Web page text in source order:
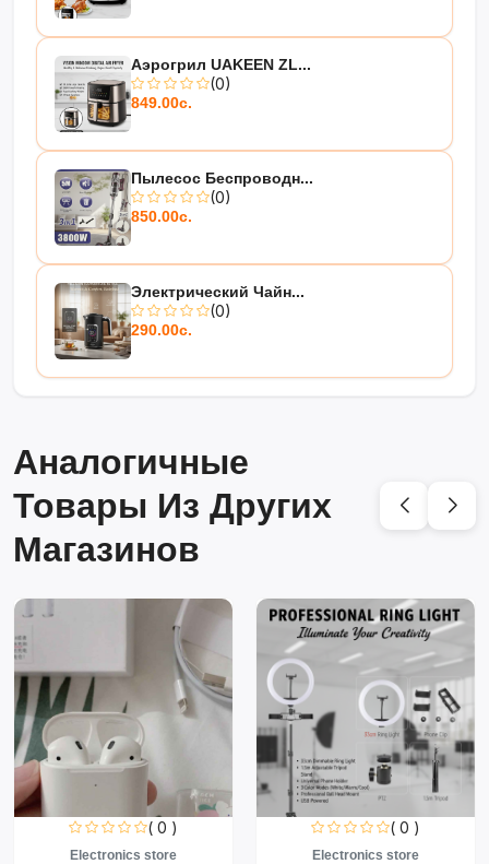
Аэрогрил UAKEEN ZL...
(0)
849.00с.
Пылесос Беспроводн...
(0)
850.00с.
Электрический Чайн...
(0)
290.00с.
Аналогичные
Товары Из Других
Магазинов
( 0 )
Electronics store
( 0 )
Electronics store